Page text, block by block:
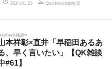
2024.01.23 QuizKnock編集部
雑談中
本祥彰×直井「早稲田あるあ
、早く言いたい」【QK雑談
#61】